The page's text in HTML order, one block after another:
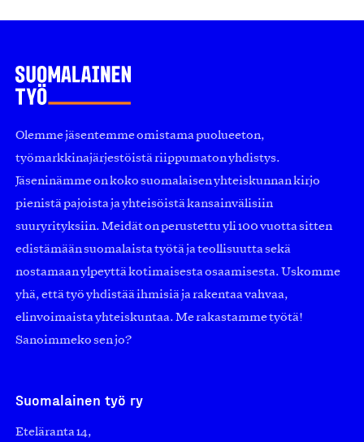
Olemme jäsentemme omistama puolueeton,
työmarkkinajärjestöistä riippumaton yhdistys.
Jäseninämme on koko suomalaisen yhteiskunnan kirjo
pienistä pajoista ja yhteisöistä kansainvälisiin
suuryrityksiin. Meidät on perustettu yli 100 vuotta sitten
edistämään suomalaista työtä ja teollisuutta sekä
nostamaan ylpeyttä kotimaisesta osaamisesta. Uskomme
yhä, että työ yhdistää ihmisiä ja rakentaa vahvaa,
elinvoimaista yhteiskuntaa. Me rakastamme työtä!
Sanoimmeko sen jo?
Suomalainen työ ry
Eteläranta 14,